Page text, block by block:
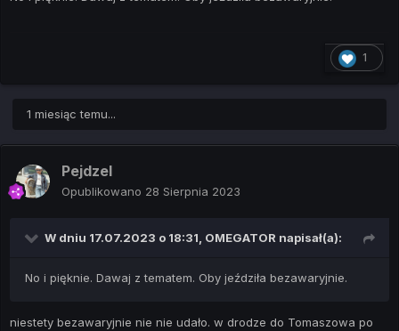
1
1 miesiąc temu...
Pejdzel
Opublikowano 28 Sierpnia 2023
W dniu 17.07.2023 o 18:31, OMEGATOR napisał(a):
No i pięknie. Dawaj z tematem. Oby jeździła bezawaryjnie.
niestety bezawaryjnie nie nie udało. w drodze do Tomaszowa po